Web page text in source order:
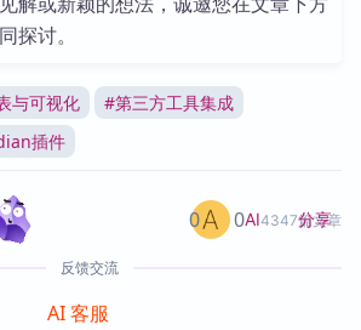
探讨。
与可视化 #第三方工具集成
插件
AI4347篇文章
0 0 分享
反馈交流
AI 客服